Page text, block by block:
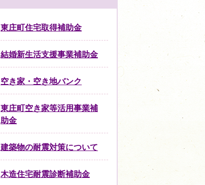
東庄町住宅取得補助金
結婚新生活支援事業補助金
空き家・空き地バンク
東庄町空き家等活用事業補
助金
建築物の耐震対策について
木造住宅耐震診断補助金